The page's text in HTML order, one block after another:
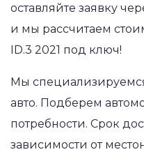
оставляйте заявку
и мы рассчитаем
ID.3 2021 под ключ!
Мы
авто. Подберем
потребности. Срок
зависимости от